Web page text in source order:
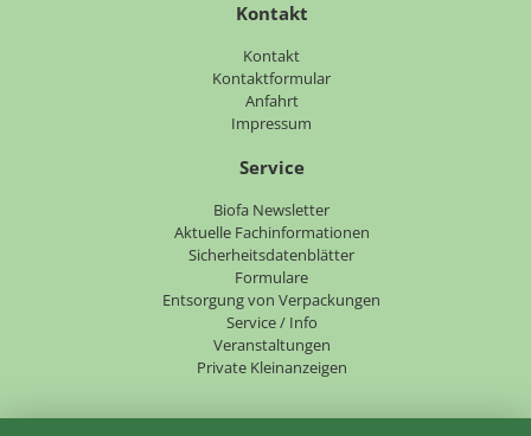
Kontakt
Kontakt
Kontaktformular
Anfahrt
Impressum
Service
Biofa Newsletter
Aktuelle Fachinformationen
Sicherheitsdatenblätter
Formulare
Entsorgung von Verpackungen
Service / Info
Veranstaltungen
Private Kleinanzeigen